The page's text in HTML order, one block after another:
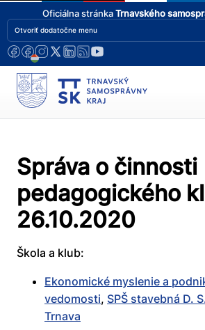
Oficiálna stránkaTrnavského
Otvoriť dodatočne menu
Správa o činnosti
pedagogického
26.10.2020
Škola a klub:
Ekonomické myslenie a
vedomosti, SPŠ stavebná D.
Trnava